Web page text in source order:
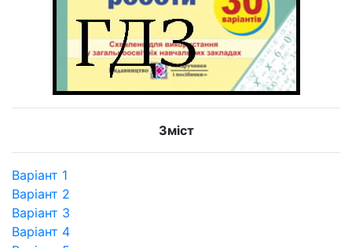
Зміст
Варіант 1
Варіант 2
Варіант 3
Варіант 4